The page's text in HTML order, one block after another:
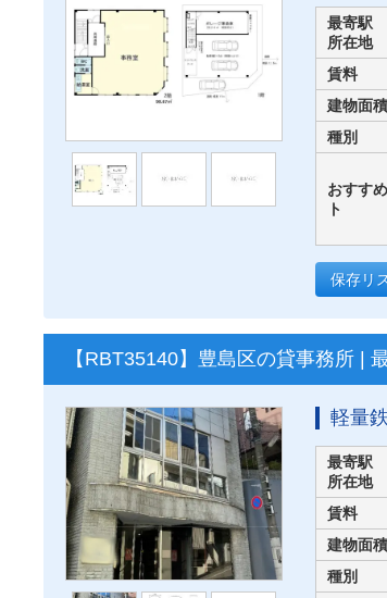
最寄駅
所在地
賃料
建物面積
種別
おすす
ト
保存リ
【RBT35140】豊島区の貸事務所 |
軽量
最寄駅
所在地
賃料
建物面積
種別